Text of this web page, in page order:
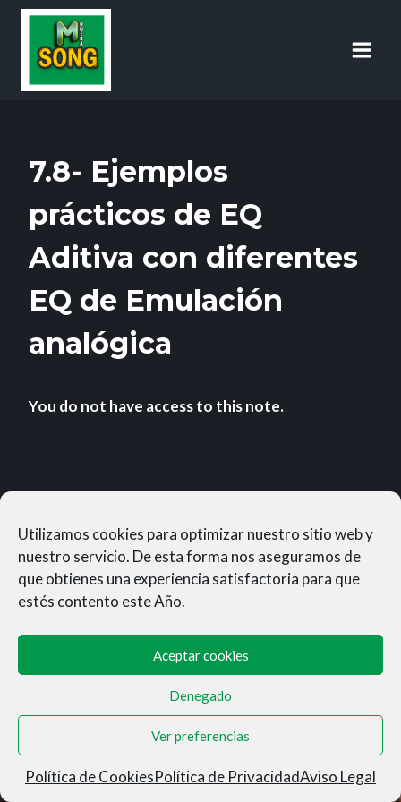
Utilizamos cookies para optimizar nuestro sitio web y
nuestro servicio. De esta forma nos aseguramos de
que obtienes una experiencia satisfactoria para que
estés contento este Año.
Aceptar cookies
Denegado
Ver preferencias
Política de CookiesPolítica de PrivacidadAviso Legal
7.8- Ejemplos
prácticos de EQ
Aditiva con diferentes
EQ de Emulación
analógica
You do not have access to this note.
MUNERASONG®- © 2026
Aviso Legal|Privacidad|Condiciones de Venta|
Cookies